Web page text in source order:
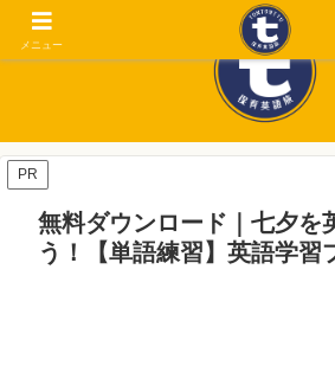
PR
無料ダウンロード｜七夕を
う！【単語練習】英語学習
メニュー